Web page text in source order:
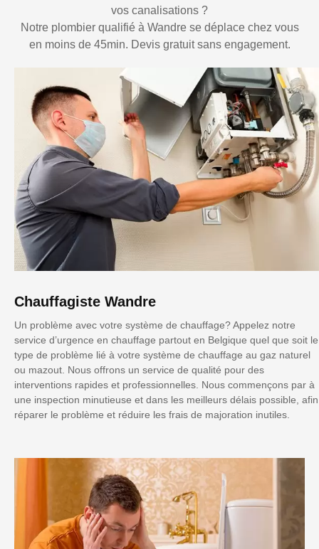
vos canalisations ?
Notre plombier qualifié à Wandre se déplace chez vous
en moins de 45min. Devis gratuit sans engagement.
Chauffagiste Wandre
Un problème avec votre système de chauffage? Appelez notre
service d’urgence en chauffage partout en Belgique quel que soit le
type de problème lié à votre système de chauffage au gaz naturel
ou mazout. Nous offrons un service de qualité pour des
interventions rapides et professionnelles. Nous commençons par à
une inspection minutieuse et dans les meilleurs délais possible, afin
réparer le problème et réduire les frais de majoration inutiles.